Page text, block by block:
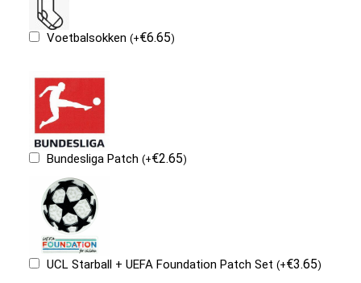
Voetbalsokken(+€6.65)
Bundesliga Patch(+€2.65)
UCL Starball + UEFA Foundation Patch Set(+€3.65)